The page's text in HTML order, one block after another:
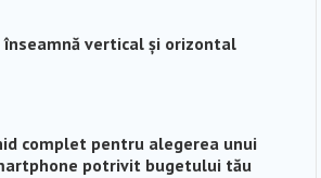
înseamnă vertical și orizontal
complet pentru alegerea unui
potrivit bugetului tău